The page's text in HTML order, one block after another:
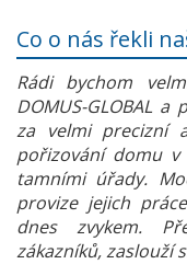
Co o nás řekli
Rádi bychom
DOMUS-GLOBAL
za velmi precizní
pořizování domu
tamními úřady.
provize jejich
dnes zvykem.
zákazníků, zaslouží